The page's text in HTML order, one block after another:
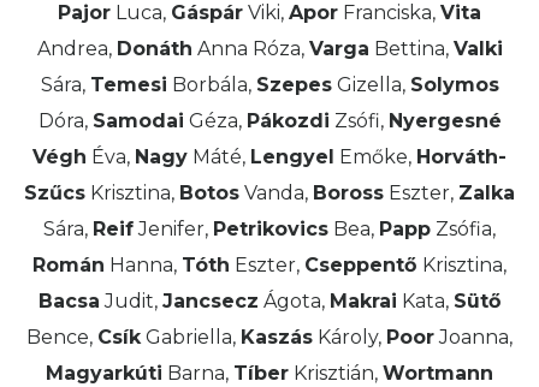
Pajor Luca, Gáspár Viki, Apor Franciska, Vita
Andrea, Donáth Anna Róza, Varga Bettina, Valki
Sára, Temesi Borbála, SzepesGizella, Solymos
Dóra, Samodai Géza, Pákozdi Zsófi, Nyergesné
Végh Éva, Nagy Máté, Lengyel Emőke, Horváth-
Szűcs Krisztina, Botos Vanda, Boross Eszter, Zalka
Sára, ReifJenifer, Petrikovics Bea, Papp Zsófia,
Román Hanna, Tóth Eszter, Cseppentő Krisztina,
Bacsa Judit, Jancsecz Ágota, Makrai Kata, Sütő
Bence, CsíkGabriella, Kaszás Károly, PoorJoanna,
Magyarkúti Barna, Tíber Krisztián, Wortmann